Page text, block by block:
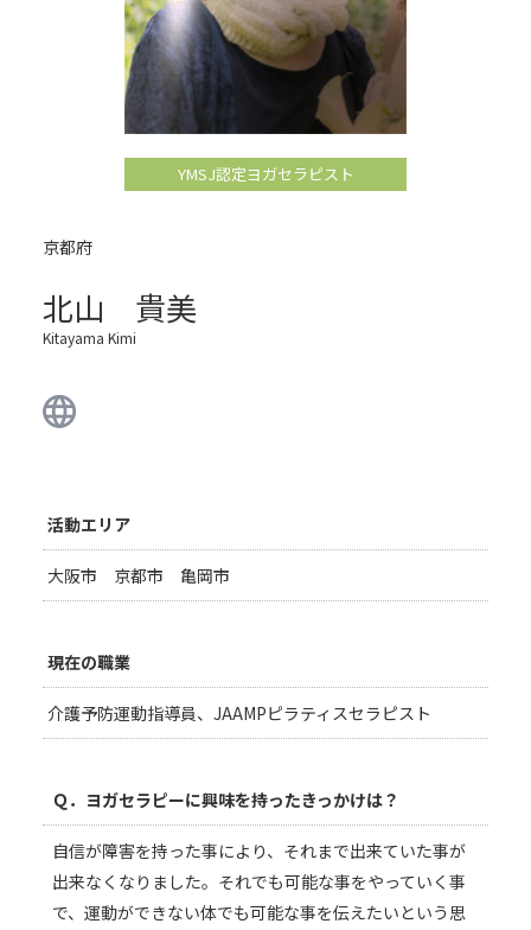
YMSJ認定ヨガセラピスト
京都府
北山 貴美
Kitayama Kimi
活動エリア
大阪市 京都市 亀岡市
現在の職業
介護予防運動指導員、JAAMPピラティスセラピスト
Ｑ．ヨガセラピーに興味を持ったきっかけは？
自信が障害を持った事により、それまで出来ていた事が
出来なくなりました。それでも可能な事をやっていく事
で、運動ができない体でも可能な事を伝えたいという思